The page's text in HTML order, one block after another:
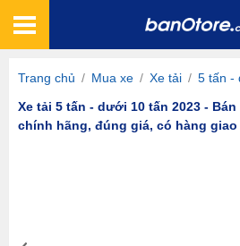
Trang chủ / Mua xe / Xe tải / 5 tấn -
Xe tải 5 tấn - dưới 10 tấn 2023 -
chính hãng, đúng giá, có hàng giao